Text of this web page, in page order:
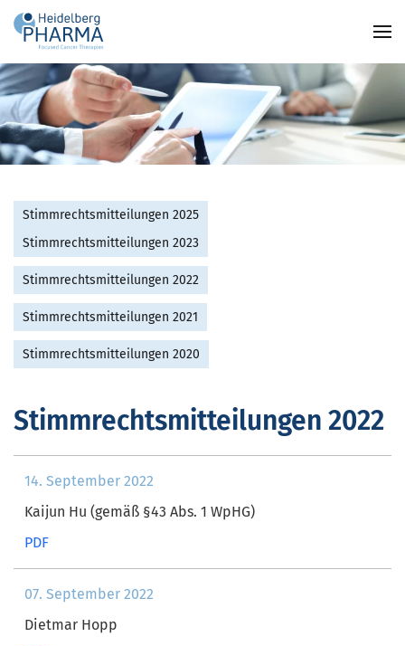
Zum Hauptinhalt springen
Stimmrechtsmitteilungen 2025
Stimmrechtsmitteilungen 2023
Stimmrechtsmitteilungen 2022
Stimmrechtsmitteilungen 2021
Stimmrechtsmitteilungen 2020
Stimmrechtsmitteilungen 2022
14. September 2022
Kaijun Hu (gemäß §43 Abs. 1 WpHG)
PDF
07. September 2022
Dietmar Hopp